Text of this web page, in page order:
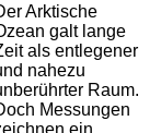
Arktische
galt lange
als entlegener
nahezu
Raum.
Messungen
ein